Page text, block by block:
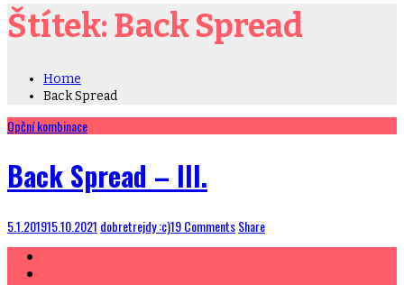
Štítek: Back Spread
Home
Back Spread
Opční kombinace
Back Spread – III.
5.1.201915.10.2021 dobretrejdy :c)19 CommentsShare